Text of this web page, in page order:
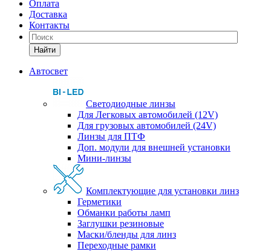
Оплата
Доставка
Контакты
Найти
Автосвет
Светодиодные линзы
Для Легковых автомобилей (12V)
Для грузовых автомобилей (24V)
Линзы для ПТФ
Доп. модули для внешней установки
Мини-линзы
Комплектующие для установки линз
Герметики
Обманки работы ламп
Заглушки резиновые
Маски/бленды для линз
Переходные рамки